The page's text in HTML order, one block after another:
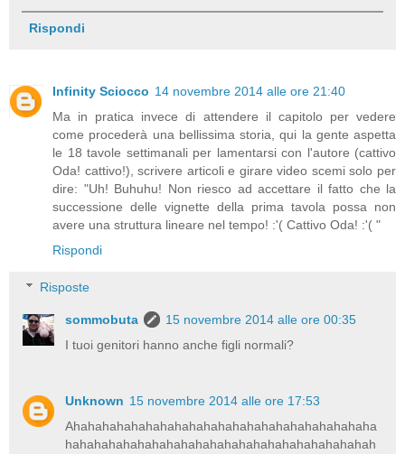
Rispondi
Infinity Sciocco 14 novembre 2014 alle ore 21:40
Ma in pratica invece di attendere il capitolo per vedere
come procederà una bellissima storia, qui la gente aspetta
le 18 tavole settimanali per lamentarsi con l'autore (cattivo
Oda! cattivo!), scrivere articoli e girare video scemi solo per
dire: "Uh! Buhuhu! Non riesco ad accettare il fatto che la
successione delle vignette della prima tavola possa non
avere una struttura lineare nel tempo! :'( Cattivo Oda! :'( "
Rispondi
Risposte
sommobuta
15 novembre 2014 alle ore 00:35
I tuoi genitori hanno anche figli normali?
Unknown 15 novembre 2014 alle ore 17:53
Ahahahahahahahahahahahahahahahahahahahahaha
hahahahahahahahahahahahahahahahahahahahahah